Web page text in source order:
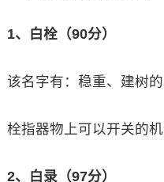
1、白栓（90分）
该名字有：稳重、建树
栓指器物上可以开关的机
2、白录（97分）